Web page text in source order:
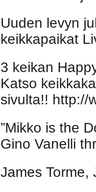
Uuden levyn
keikkapaikat
3 keikan
Katso
sivulta!! http://
”Mikko is the
Gino Vanelli
James Torme,